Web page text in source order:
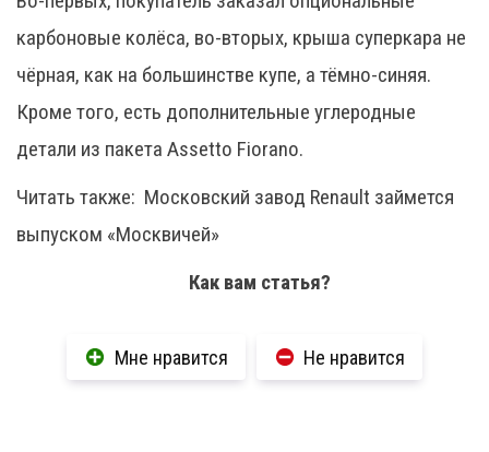
карбоновые колёса, во-вторых, крыша суперкара не
чёрная, как на большинстве купе, а тёмно-синяя.
Кроме того, есть дополнительные углеродные
детали из пакета Assetto Fiorano.
Читать также: Московский завод Renault займется
выпуском «Москвичей»
Как вам статья?
Мне нравится Не нравится